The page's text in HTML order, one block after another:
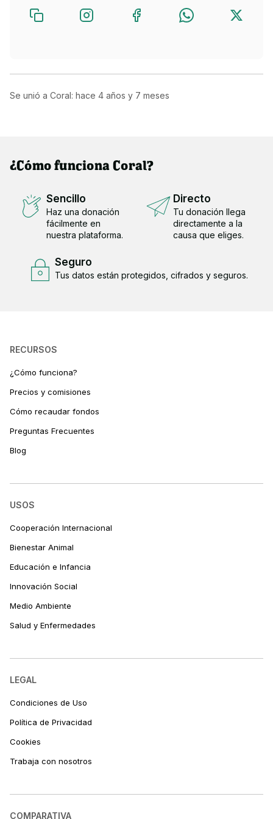
de ave que tenemos.
Se unió a Coral: hace 4 años y 7 meses
¿Cómo funciona Coral?
Sencillo
Haz una donación
fácilmente en
nuestra plataforma.
Directo
Tu donación llega
directamente a la
causa que eliges.
Seguro
Tus datos están protegidos, cifrados y seguros.
RECURSOS
¿Cómo funciona?
Precios y comisiones
Cómo recaudar fondos
Preguntas Frecuentes
Blog
USOS
Cooperación Internacional
Bienestar Animal
Educación e Infancia
Innovación Social
Medio Ambiente
Salud y Enfermedades
LEGAL
Condiciones de Uso
Política de Privacidad
Cookies
Trabaja con nosotros
COMPARATIVA